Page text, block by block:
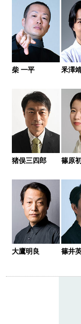
柴 一平 釆澤
猪俣三四郎 篠原
大鷹明良 篠井